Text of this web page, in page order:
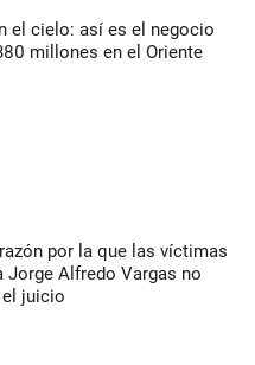
el cielo: así es el negocio
millones en el Oriente
por la que las víctimas
Jorge Alfredo Vargas no
juicio